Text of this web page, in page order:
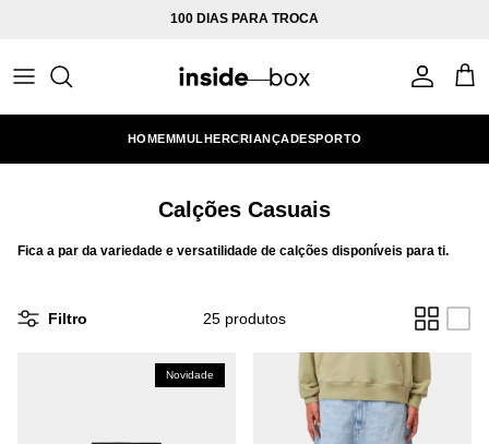
100 DIAS PARA TROCA
Conta
HOMEMMULHERCRIANÇADESPORTO
Calções Casuais
Fica a par da variedade e versatilidade de calções disponíveis para ti.
Filtro 25 produtos
Novidade